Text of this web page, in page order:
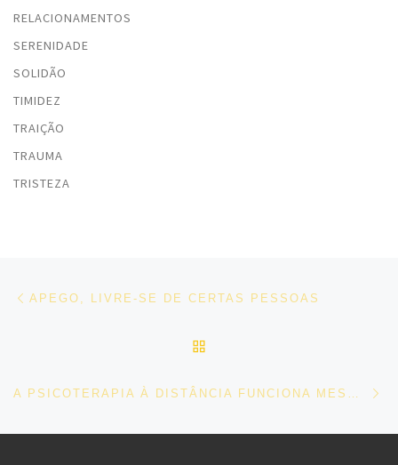
RELACIONAMENTOS
SERENIDADE
SOLIDÃO
TIMIDEZ
TRAIÇÃO
TRAUMA
TRISTEZA
Post navigation
APEGO, LIVRE-SE DE CERTAS PESSOAS